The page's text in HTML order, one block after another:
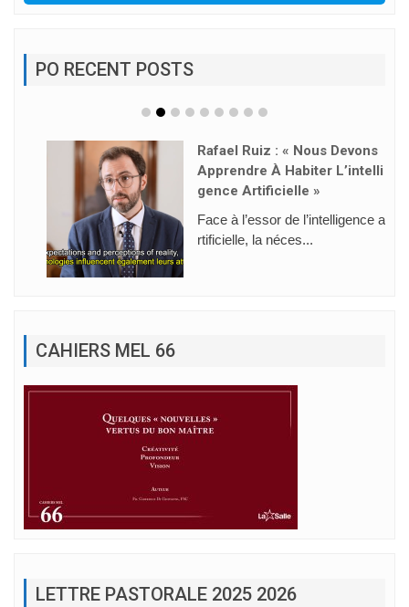
PO RECENT POSTS
Rafael Ruiz : « Nous Devons
Apprendre À Habiter L’intelli
Gence Artificielle »
Face à l’essor de l’intelligence a
rtificielle, la néces...
CAHIERS MEL 66
LETTRE PASTORALE 2025 2026